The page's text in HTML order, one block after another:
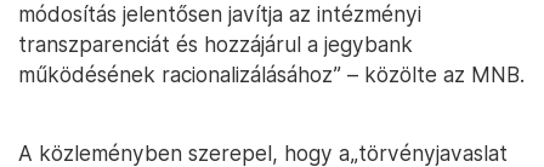
módosítás jelentősen javítja az intézményi
transzparenciát és hozzájárul a jegybank
működésének racionalizálásához” – közölte az MNB.
A közleményben szerepel, hogy a„törvényjavaslat